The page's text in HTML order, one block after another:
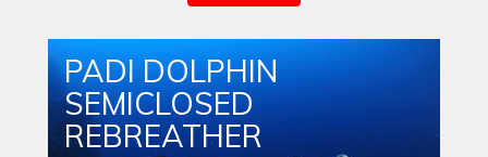
PADI DOLPHIN
SEMICLOSED
REBREATHER